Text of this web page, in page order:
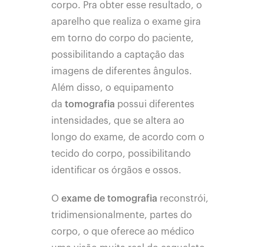
corpo. Pra obter esse resultado, o
aparelho que realiza o exame gira
em torno do corpo do paciente,
possibilitando a captação das
imagens de diferentes ângulos.
Além disso, o equipamento
datomografia possui diferentes
intensidades, que se altera ao
longo do exame, de acordo com o
tecido do corpo, possibilitando
identificar os órgãos e ossos.
Oexame de tomografia reconstrói,
tridimensionalmente, partes do
corpo, o que oferece ao médico